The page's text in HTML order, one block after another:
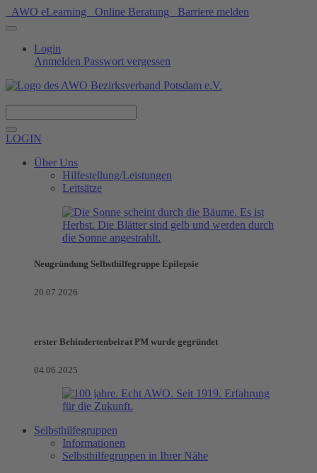
AWO eLearning Online Beratung Barriere melden
Login
Anmelden Passwort vergessen
LOGIN
Über Uns
Hilfestellung/Leistungen
Leitsätze
Neugründung Selbsthilfegruppe Epilepsie
20.07.2026
erster Behindertenbeirat PM wurde gegründet
04.06.2025
Selbsthilfegruppen
Informationen
Selbsthilfegruppen in Ihrer Nähe